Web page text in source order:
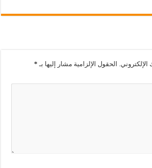
الحقول الإلزامية مشار إليها بـ *